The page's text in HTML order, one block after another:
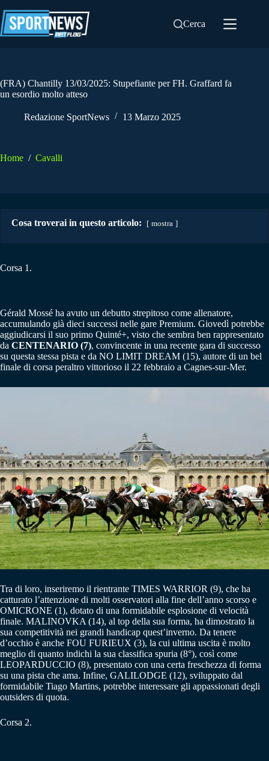
al
contenuto
Cerca
(FRA) Chantilly 13/03/2025: Stupefiante per FH. Graffard fa
un esordio molto atteso
Redazione SportNews 13 Marzo 2025
Home / Cavalli
Cosa troverai in questo articolo: mostra
Corsa 1.
Gérald Mossé ha avuto un debutto strepitoso come allenatore,
accumulando già dieci successi nelle gare Premium. Giovedì potrebbe
aggiudicarsi il suo primo Quinté+, visto che sembra ben rappresentato
da CENTENARIO (7), convincente in una recente gara di successo
su questa stessa pista e da NO LIMIT DREAM (15), autore di un bel
finale di corsa peraltro vittorioso il 22 febbraio a Cagnes-sur-Mer.
Tra di loro, inseriremo il rientrante TIMES WARRIOR (9), che ha
catturato l’attenzione di molti osservatori alla fine dell’anno scorso e
OMICRONE (1), dotato di una formidabile esplosione di velocità
finale. MALINOVKA (14), al top della sua forma, ha dimostrato la
sua competitività nei grandi handicap quest’inverno. Da tenere
d’occhio è anche FOU FURIEUX (3), la cui ultima uscita è molto
meglio di quanto indichi la sua classifica spuria (8°), così come
LEOPARDUCCIO (8), presentato con una certa freschezza di forma
su una pista che ama. Infine, GALILODGE (12), sviluppato dal
formidabile Tiago Martins, potrebbe interessare gli appassionati degli
outsiders di quota.
Corsa 2.